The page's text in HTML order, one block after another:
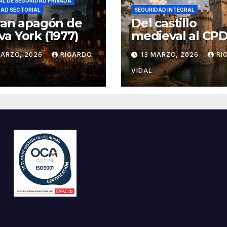
SECTORIAL
apagón de
York (1977)
2026 RICARDO
SEGURIDAD INTEGRAL
Del castillo
medieval al
seguridad por
13 MARZO, 2026
VIDAL